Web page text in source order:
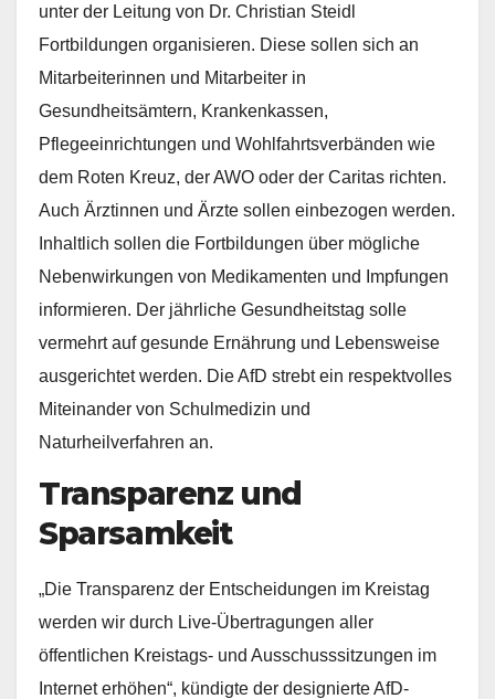
unter der Leitung von Dr. Christian Steidl
Fortbildungen organisieren. Diese sollen sich an
Mitarbeiterinnen und Mitarbeiter in
Gesundheitsämtern, Krankenkassen,
Pflegeeinrichtungen und Wohlfahrtsverbänden wie
dem Roten Kreuz, der AWO oder der Caritas richten.
Auch Ärztinnen und Ärzte sollen einbezogen werden.
Inhaltlich sollen die Fortbildungen über mögliche
Nebenwirkungen von Medikamenten und Impfungen
informieren. Der jährliche Gesundheitstag solle
vermehrt auf gesunde Ernährung und Lebensweise
ausgerichtet werden. Die AfD strebt ein respektvolles
Miteinander von Schulmedizin und
Naturheilverfahren an.
Transparenz und
Sparsamkeit
„Die Transparenz der Entscheidungen im Kreistag
werden wir durch Live-Übertragungen aller
öffentlichen Kreistags- und Ausschusssitzungen im
Internet erhöhen“, kündigte der designierte AfD-